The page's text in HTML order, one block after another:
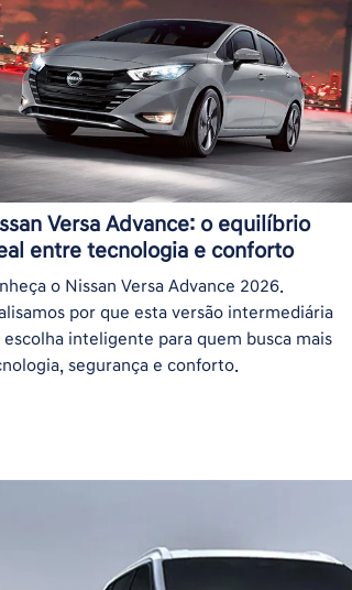
Versa Advance: o equilíbrio
entre tecnologia e conforto
o Nissan Versa Advance 2026.
por que esta versão intermediária
escolha inteligente para quem busca mais
segurança e conforto.